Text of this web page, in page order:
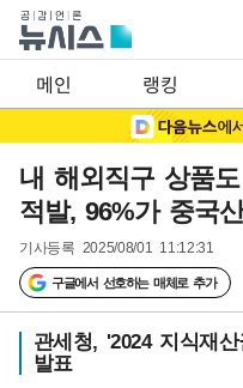
메인 랭킹
내 해외직구 상품
적발, 96%가 중국산
기사등록 2025/08/01 11:12:31
구글에서 선호하는 매체로 추가
관세청, '2024 지식재
발표